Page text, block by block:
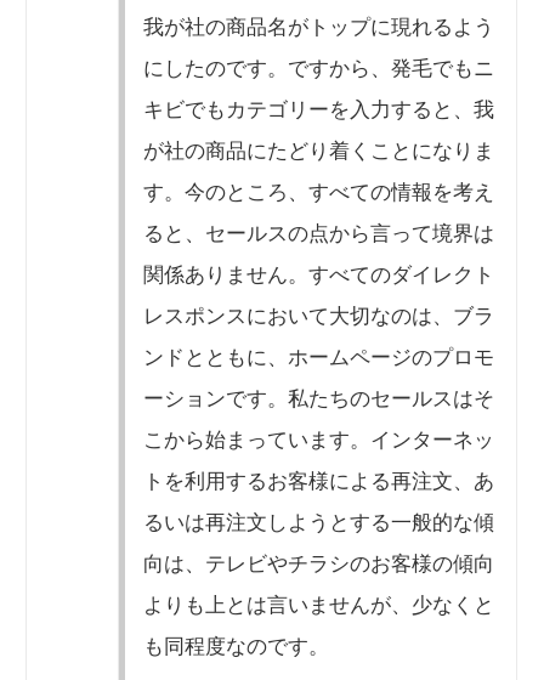
我が社の商品名がトップに現れるよう
にしたのです。ですから、発毛でもニ
キビでもカテゴリーを入力すると、我
が社の商品にたどり着くことになりま
す。今のところ、すべての情報を考え
ると、セールスの点から言って境界は
関係ありません。すべてのダイレクト
レスポンスにおいて大切なのは、ブラ
ンドとともに、ホームページのプロモ
ーションです。私たちのセールスはそ
こから始まっています。インターネッ
トを利用するお客様による再注文、あ
るいは再注文しようとする一般的な傾
向は、テレビやチラシのお客様の傾向
よりも上とは言いませんが、少なくと
も同程度なのです。